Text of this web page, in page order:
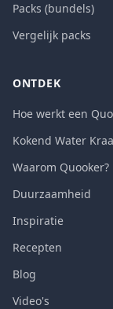
Packs (bundels)
Vergelijk packs
ONTDEK
Hoe werkt een
Kokend Water
Waarom Quooker?
Duurzaamheid
Inspiratie
Recepten
Blog
Video's